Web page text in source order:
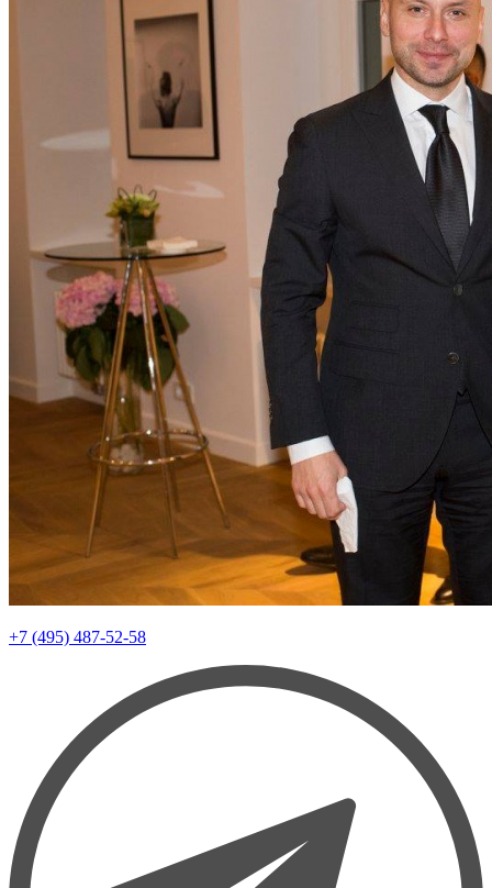
+7 (495) 487-52-58